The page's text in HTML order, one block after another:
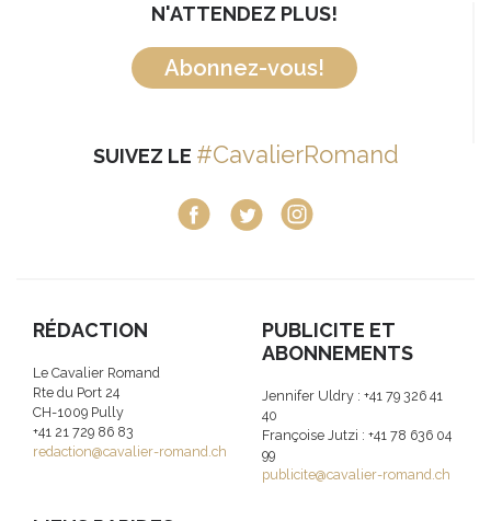
N'ATTENDEZ PLUS!
Abonnez-vous!
SUIVEZ LE #CavalierRomand
RÉDACTION
Le Cavalier Romand
Rte du Port 24
CH-1009 Pully
+41 21 729 86 83
redaction@cavalier-romand.ch
PUBLICITE ET
ABONNEMENTS
Jennifer Uldry : +41 79 326 41
40
Françoise Jutzi : +41 78 636 04
99
publicite@cavalier-romand.ch